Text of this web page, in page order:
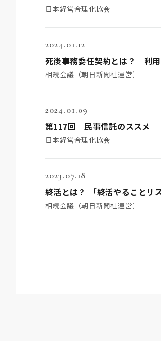
日本経営合理化協会
2024.01.12
死後事務委任契約とは？ 利用
相続会議（朝日新聞社運営）
2024.01.09
第117回 民事信託のススメ
日本経営合理化協会
2023.07.18
終活とは？ 「終活やることリ
相続会議（朝日新聞社運営）